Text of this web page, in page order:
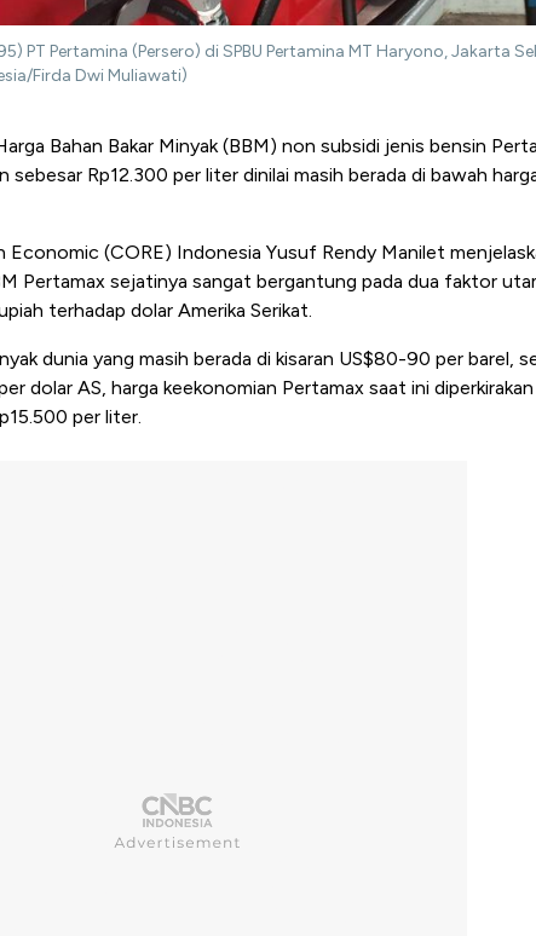
PT Pertamina (Persero) di SPBU Pertamina MT Haryono, Jakarta
Firda Dwi Muliawati)
Bahan Bakar Minyak (BBM) non subsidi jenis bensin
Rp12.300 per liter dinilai masih berada di bawah
(CORE) Indonesia Yusuf Rendy Manilet
Pertamax sejatinya sangat bergantung pada dua faktor
terhadap dolar Amerika Serikat.
dunia yang masih berada di kisaran US$80-90 per barel,
dolar AS, harga keekonomian Pertamax saat ini
per liter.